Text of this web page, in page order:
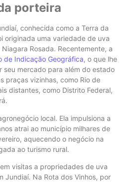
porteira
conhecida como a Terra da
originada uma variedade de uva
Rosada. Recentemente, a
de Indicação Geográfica, o que lhe
mercado para além do estado
praças vizinhas, como Rio de
distantes, como Distrito Federal,
local. Ela impulsiona a
atrai ao município milhares de
aquecendo o negócio na
ao turismo rural.
visitas a propriedades de uva
Jundiaí. Na Rota dos Vinhos, por